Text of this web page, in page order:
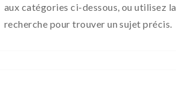
aux catégories ci-dessous, ou utilisez la
recherche pour trouver un sujet précis.